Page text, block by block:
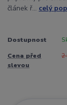
článek ř... celý
Dostupnost
Cena před
slevou
2